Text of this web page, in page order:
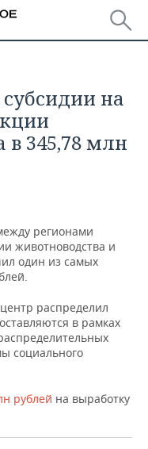
на
в 345,78 млн
регионами
животноводства и
один из самых
распределил
в рамках
социального
рублей на выработку